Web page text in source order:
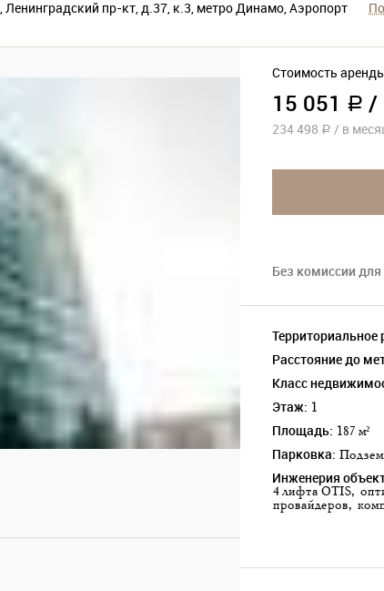
пр-кт, д.37, к.3, метро Динамо, Аэропорт
Стоимость
15 051 a /
234 498 a / в
Без комиссии
Территориальное
Расстояние до
Класс
Этаж: 1
Площадь: 187 м²
Парковка:
Инженерия
4 лифта OTIS, оптико-волоконные телекоммуникации и услуги нескольких
провайдеров,